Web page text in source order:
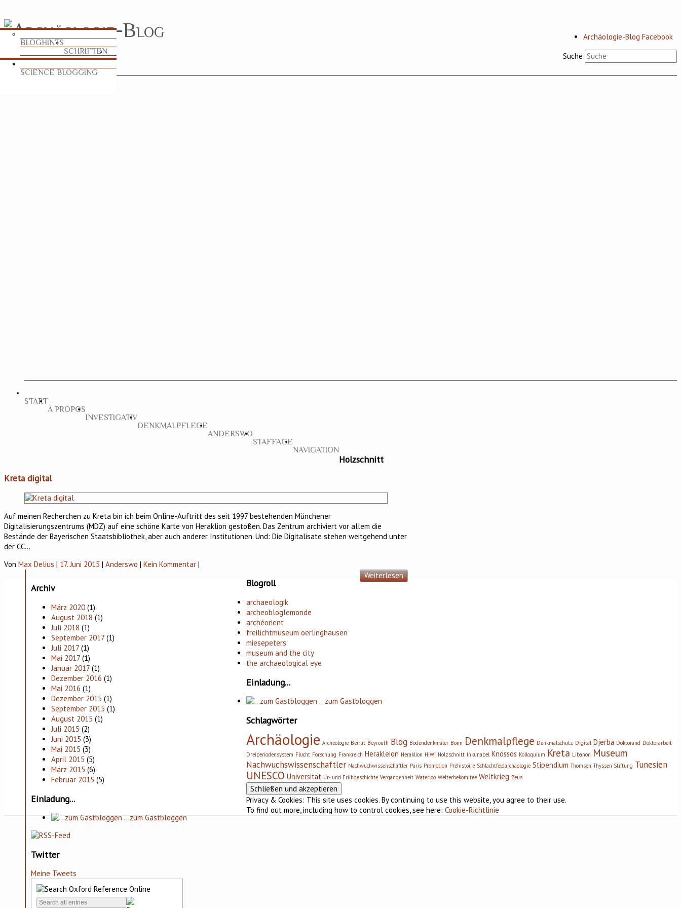
Archäologie-Blog Facebook
Suche
START
À PROPOS
INVESTIGATIV
DENKMALPFLEGE
ANDERSWO
STAFFAGE
BLOGHINTS
SCHRIFTEN
SCIENCE BLOGGING
NAVIGATION
Holzschnitt
Kreta digital
Auf meinen Recherchen zu Kreta bin ich beim Online-Auftritt des seit 1997 bestehenden Münchener
Digitalisierungszentrums (MDZ) auf eine schöne Karte von Heraklion gestoßen. Das Zentrum archiviert vor allem die
Bestände der Bayerischen Staatsbibliothek, aber auch anderer Institutionen. Und: Die Digitalisate stehen weitgehend unter
der CC…
Von Max Delius | 17. Juni 2015 | Anderswo | Kein Kommentar |
Weiterlesen
Archiv
März 2020(1)
August 2018 (1)
Juli 2018 (1)
September 2017(1)
Juli 2017(1)
Mai 2017(1)
Januar 2017(1)
Dezember 2016 (1)
Mai 2016 (1)
Dezember 2015 (1)
September 2015 (1)
August 2015 (1)
Juli 2015 (2)
Juni 2015 (3)
Mai 2015 (3)
April 2015 (5)
März 2015 (6)
Februar 2015 (5)
Einladung...
…zum Gastbloggen
Twitter
Meine Tweets
Blogroll
archaeologik
archeobloglemonde
archéorient
freilichtmuseum oerlinghausen
miesepeters
museum and the city
the archaeological eye
Einladung...
…zum Gastbloggen
Schlagwörter
Archäologie Archéologie Beirut Beyrouth Blog Bodendenkmäler Bonn Denkmalpflege Denkmalschutz Digital Djerba Doktorand Doktorarbeit
Dreiperiodensystem Flucht Forschung Frankreich Herakleion Heraklion HiWi Holzschnitt Inkunabel Knossos Kolloquium Kreta Libanon Museum
Nachwuchswissenschaftler Nachwuchwissenschaftler Paris Promotion Préhistoire Schlachtfeldarchäologie Stipendium Thomsen Thyssen Stiftung Tunesien
UNESCO Universität Ur- und Frühgeschichte Vergangenheit Waterloo Welterbekomitee Weltkrieg Zeus
Privacy & Cookies: This site uses cookies. By continuing to use this website, you agree to their use.
To find out more, including how to control cookies, see here:Cookie-Richtlinie